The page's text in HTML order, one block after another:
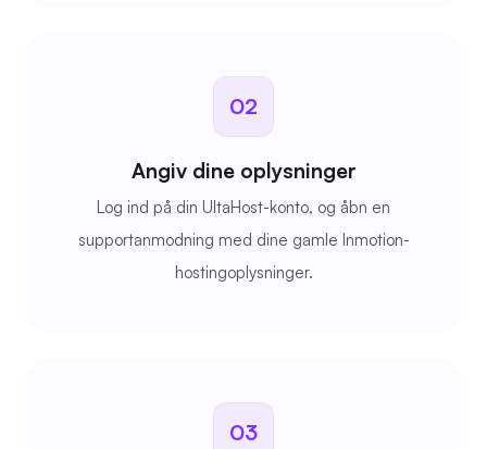
02
Angiv dine oplysninger
Log ind på din UltaHost-konto, og åbn en
supportanmodning med dine gamle Inmotion-
hostingoplysninger.
03